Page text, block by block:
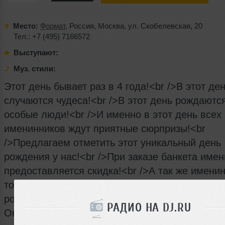
РАДИО НА DJ.RU
Место: Формат, Россия, Москва, ул. Скобелевская, 20
Тел.: +7 (495) 7166572
Выступают:
Муз. стили:
Этот день бывает раз в 4 года!<br />В этот
случаются чудеса!<br />В этот день
особые люди!<br />И именно в этот день всех
именинников ждут приятные сюрпризы!<br
/>Предлагаем отметить этот уникальный день
рождения у нас!<br />При заказе банкета
предоставляется скидка!<br />А так же
торт в подарок!<br />Ждем Вас!<br /><br />С
рождения Вас будут поздравлять Dj Intallexx и
Orloff!